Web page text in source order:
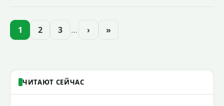
проекта подсветки исторических
1 2 3 … › »
ЧИТАЮТ СЕЙЧАС